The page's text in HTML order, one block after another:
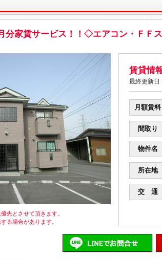
分家賃サービス！！◇エアコン・ＦＦ
先とさせて頂きます。
る場合があります。
賃貸情
最終更新日
月額賃料
間取り
物件名
所在地
交 通